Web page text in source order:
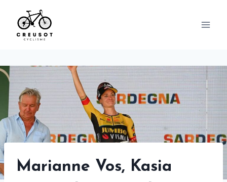
content
Marianne Vos, Kasia